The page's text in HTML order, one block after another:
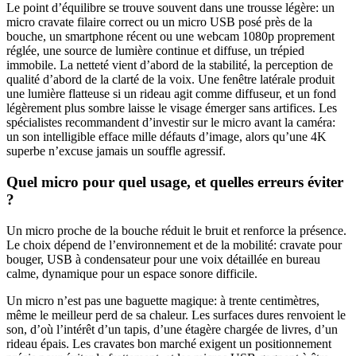
Le point d’équilibre se trouve souvent dans une trousse légère: un
micro cravate filaire correct ou un micro USB posé près de la
bouche, un smartphone récent ou une webcam 1080p proprement
réglée, une source de lumière continue et diffuse, un trépied
immobile. La netteté vient d’abord de la stabilité, la perception de
qualité d’abord de la clarté de la voix. Une fenêtre latérale produit
une lumière flatteuse si un rideau agit comme diffuseur, et un fond
légèrement plus sombre laisse le visage émerger sans artifices. Les
spécialistes recommandent d’investir sur le micro avant la caméra:
un son intelligible efface mille défauts d’image, alors qu’une 4K
superbe n’excuse jamais un souffle agressif.
Quel micro pour quel usage, et quelles erreurs éviter
?
Un micro proche de la bouche réduit le bruit et renforce la présence.
Le choix dépend de l’environnement et de la mobilité: cravate pour
bouger, USB à condensateur pour une voix détaillée en bureau
calme, dynamique pour un espace sonore difficile.
Un micro n’est pas une baguette magique: à trente centimètres,
même le meilleur perd de sa chaleur. Les surfaces dures renvoient le
son, d’où l’intérêt d’un tapis, d’une étagère chargée de livres, d’un
rideau épais. Les cravates bon marché exigent un positionnement